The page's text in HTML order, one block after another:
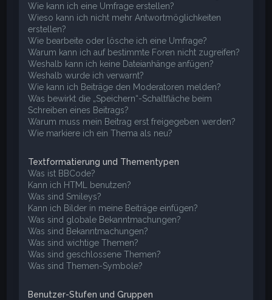
Wie kann ich eine Umfrage erstellen?
Wieso kann ich nicht mehr Antwortmöglichkeiten
erstellen?
Wie bearbeite oder lösche ich eine Umfrage?
Warum kann ich auf bestimmte Foren nicht zugreifen?
Weshalb kann ich keine Dateianhänge anfügen?
Weshalb wurde ich verwarnt?
Wie kann ich Beiträge den Moderatoren melden?
Was bewirkt die „Speichern“-Schaltfläche beim
Schreiben eines Beitrags?
Warum muss mein Beitrag erst freigegeben werden?
Wie markiere ich ein Thema als neu?
Textformatierung und Thementypen
Was ist BBCode?
Kann ich HTML benutzen?
Was sind Smileys?
Kann ich Bilder in meine Beiträge einfügen?
Was sind globale Bekanntmachungen?
Was sind Bekanntmachungen?
Was sind wichtige Themen?
Was sind geschlossene Themen?
Was sind Themen-Symbole?
Benutzer-Stufen und Gruppen